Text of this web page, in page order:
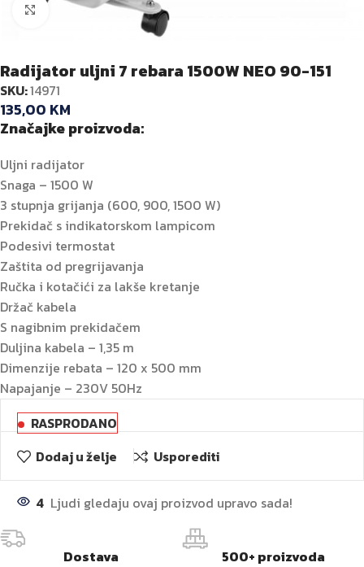
Kliknite za veću sliku
Radijator uljni 7 rebara 1500W NEO 90-151
SKU:14971
135,00 KM
Značajke proizvoda:
Uljni radijator
Snaga – 1500 W
3 stupnja grijanja (600, 900, 1500 W)
Prekidač s indikatorskom lampicom
Podesivi termostat
Zaštita od pregrijavanja
Ručka i kotačići za lakše kretanje
Držač kabela
S nagibnim prekidačem
Duljina kabela – 1,35 m
Dimenzije rebata – 120 x 500 mm
Napajanje – 230V 50Hz
RASPRODANO
Dodaj u želje
Usporediti
4 Ljudi gledaju ovaj proizvod upravo sada!
Dostava 500+ proizvoda